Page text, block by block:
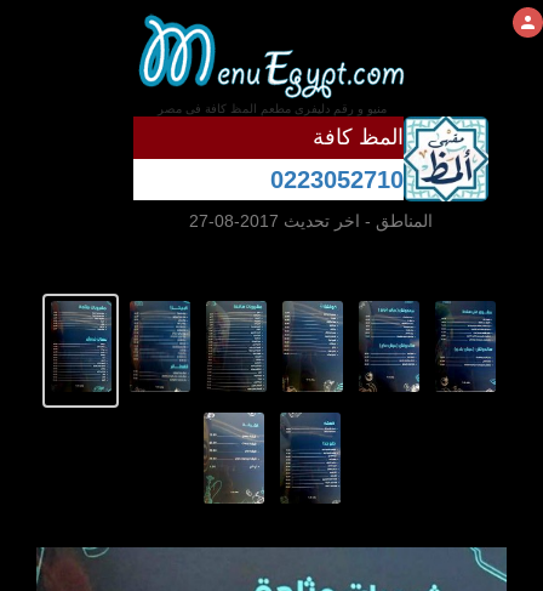
منيو و رقم دليفرى مطعم المظ كافة فى مصر
المظ كافة
0223052710
المناطق - اخر تحديث 2017-08-27